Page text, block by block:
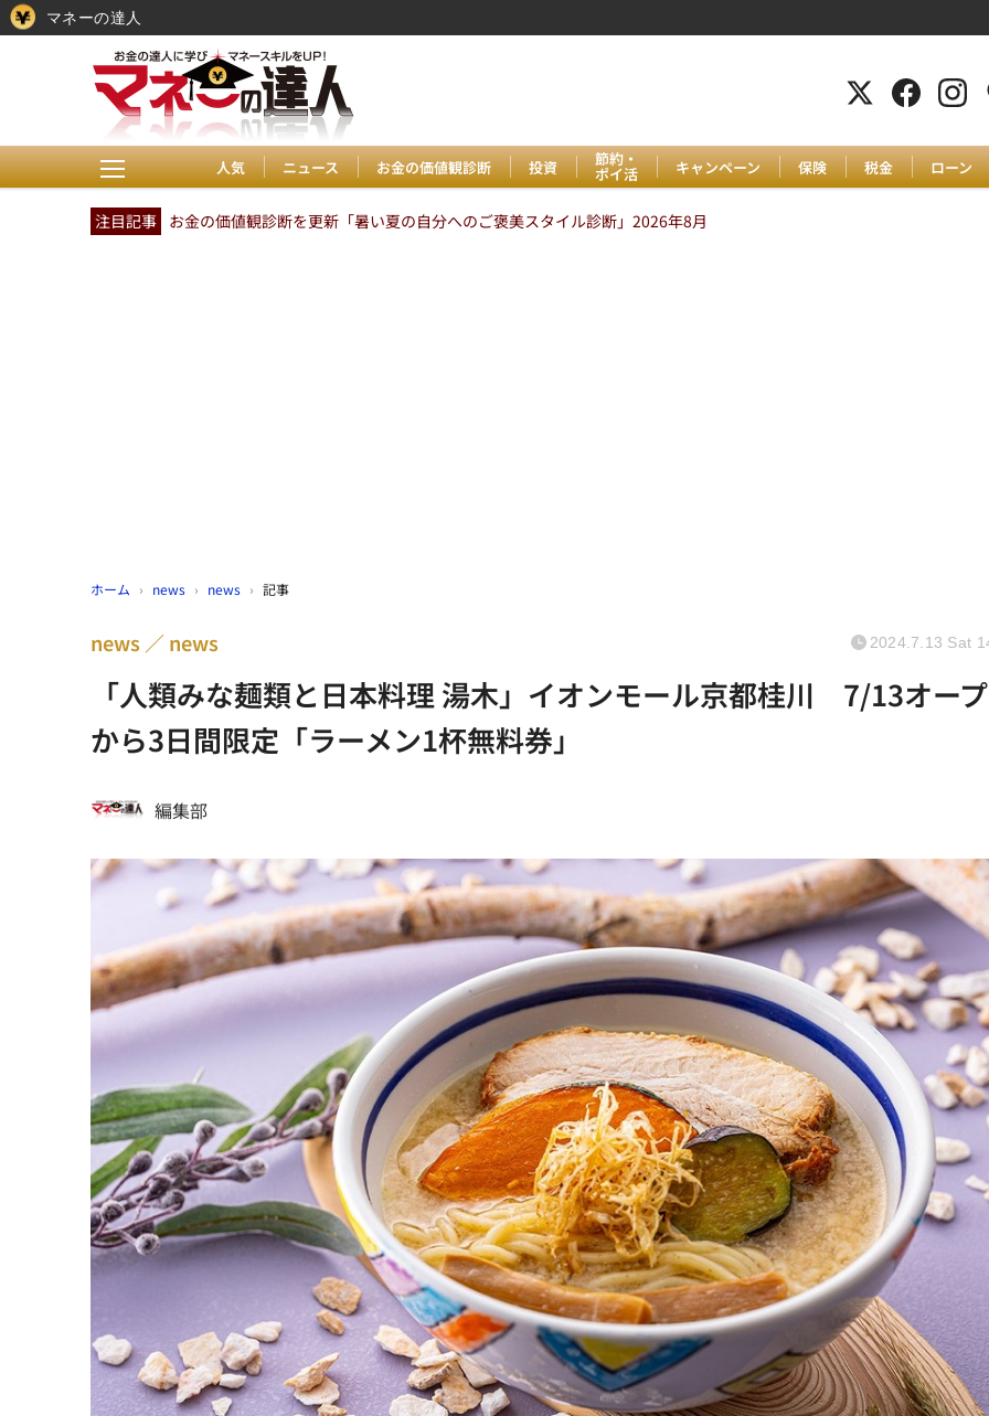
人気 ニュース お金の価値観診断 投資 節約・
ポイ活 キャンペーン 保険 税金 ローン
注目記事 お金の価値観診断を更新「暑い夏の自分へのご褒美スタイル診断」2026年8月
ホーム › news › news › 記事
「人類みな麺類と日本料理 湯木」イオンモール京都桂川 7/13オー
から3日間限定「ラーメン1杯無料券」
news news 2024.7.13 Sat
編集部
マネーの達人